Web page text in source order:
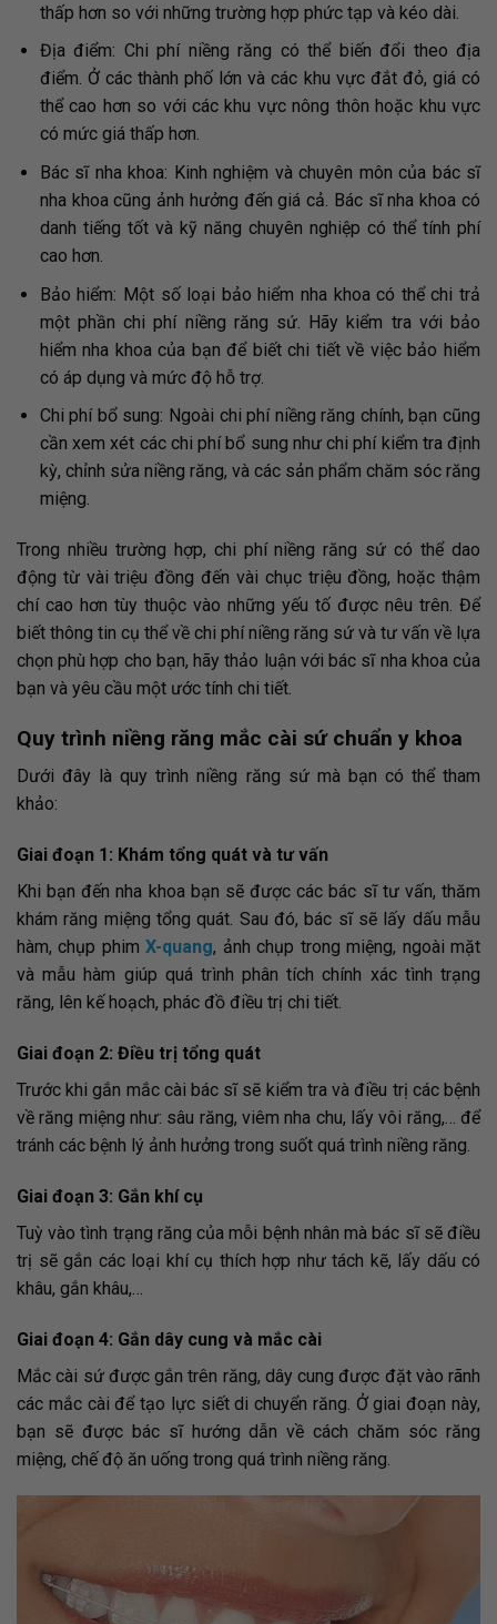
thấp hơn so với những trường hợp phức tạp và kéo dài.
Địa điểm: Chi phí niềng răng có thể biến đổi theo địa
điểm. Ở các thành phố lớn và các khu vực đắt đỏ, giá có
thể cao hơn so với các khu vực nông thôn hoặc khu vực
có mức giá thấp hơn.
Bác sĩ nha khoa: Kinh nghiệm và chuyên môn của bác sĩ
nha khoa cũng ảnh hưởng đến giá cả. Bác sĩ nha khoa có
danh tiếng tốt và kỹ năng chuyên nghiệp có thể tính phí
cao hơn.
Bảo hiểm: Một số loại bảo hiểm nha khoa có thể chi trả
một phần chi phí niềng răng sứ. Hãy kiểm tra với bảo
hiểm nha khoa của bạn để biết chi tiết về việc bảo hiểm
có áp dụng và mức độ hỗ trợ.
Chi phí bổ sung: Ngoài chi phí niềng răng chính, bạn cũng
cần xem xét các chi phí bổ sung như chi phí kiểm tra định
kỳ, chỉnh sửa niềng răng, và các sản phẩm chăm sóc răng
miệng.
Trong nhiều trường hợp, chi phí niềng răng sứ có thể dao
động từ vài triệu đồng đến vài chục triệu đồng, hoặc thậm
chí cao hơn tùy thuộc vào những yếu tố được nêu trên. Để
biết thông tin cụ thể về chi phí niềng răng sứ và tư vấn về lựa
chọn phù hợp cho bạn, hãy thảo luận với bác sĩ nha khoa của
bạn và yêu cầu một ước tính chi tiết.
Quy trình niềng răng mắc cài sứ chuẩn y khoa
Dưới đây là quy trình niềng răng sứ mà bạn có thể tham
khảo:
Giai đoạn 1: Khám tổng quát và tư vấn
Khi bạn đến nha khoa bạn sẽ được các bác sĩ tư vấn, thăm
khám răng miệng tổng quát. Sau đó, bác sĩ sẽ lấy dấu mẫu
hàm, chụp phimX-quang, ảnh chụp trong miệng, ngoài mặt
và mẫu hàm giúp quá trình phân tích chính xác tình trạng
răng, lên kế hoạch, phác đồ điều trị chi tiết.
Giai đoạn 2: Điều trị tổng quát
Trước khi gắn mắc cài bác sĩ sẽ kiểm tra và điều trị các bệnh
về răng miệng như: sâu răng, viêm nha chu, lấy vôi răng,… để
tránh các bệnh lý ảnh hưởng trong suốt quá trình niềng răng.
Giai đoạn 3: Gắn khí cụ
Tuỳ vào tình trạng răng của mỗi bệnh nhân mà bác sĩ sẽ điều
trị sẽ gắn các loại khí cụ thích hợp như tách kẽ, lấy dấu có
khâu, gắn khâu,…
Giai đoạn 4: Gắn dây cung và mắc cài
Mắc cài sứ được gắn trên răng, dây cung được đặt vào rãnh
các mắc cài để tạo lực siết di chuyển răng. Ở giai đoạn này,
bạn sẽ được bác sĩ hướng dẫn về cách chăm sóc răng
miệng, chế độ ăn uống trong quá trình niềng răng.